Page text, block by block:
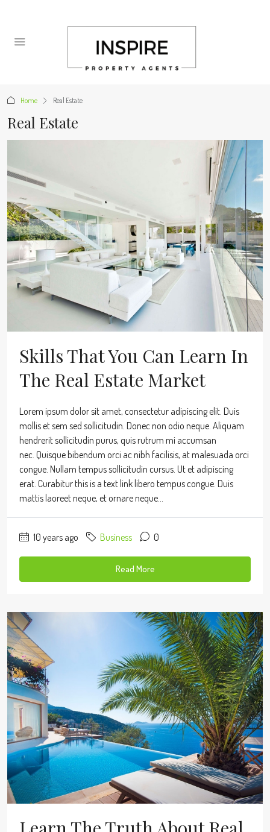
Home Real Estate
Real Estate
Skills That You Can Learn In
The Real Estate Market
Lorem ipsum dolor sit amet, consectetur adipiscing elit. Duis
mollis et sem sed sollicitudin. Donec non odio neque. Aliquam
hendrerit sollicitudin purus, quis rutrum mi accumsan
nec. Quisque bibendum orci ac nibh facilisis, at malesuada orci
congue. Nullam tempus sollicitudin cursus. Ut et adipiscing
erat. Curabitur this is a text link libero tempus congue. Duis
mattis laoreet neque, et ornare neque...
10 years ago Business 0
Read More